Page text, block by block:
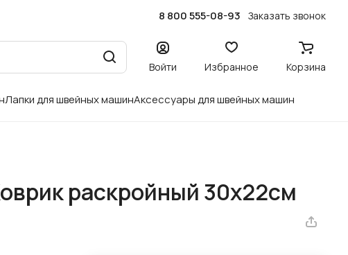
8 800 555-08-93 Заказать звонок
Войти Избранное Корзина
Лапки для швейных машинАксессуары для швейных машин
раскройный 30x22см